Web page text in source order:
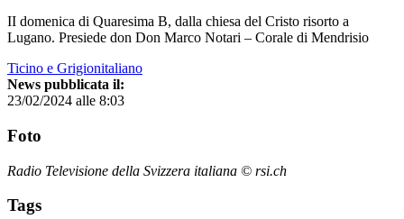
II domenica di Quaresima B, dalla chiesa del Cristo risorto a
Lugano. Presiede don Don Marco Notari – Corale di Mendrisio
Ticino e Grigionitaliano
News pubblicata il:
23/02/2024 alle 8:03
Foto
Radio Televisione della Svizzera italiana © rsi.ch
Tags